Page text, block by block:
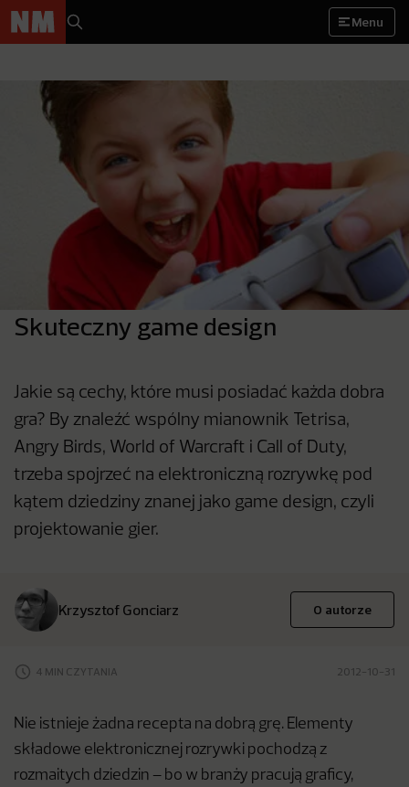
Menu
Skuteczny game design
Jakie są cechy, które musi posiadać każda dobra
gra? By znaleźć wspólny mianownik Tetrisa,
Angry Birds, World of Warcraft i Call of Duty,
trzeba spojrzeć na elektroniczną rozrywkę pod
kątem dziedziny znanej jako game design, czyli
projektowanie gier.
Krzysztof Gonciarz O autorze
4 MIN CZYTANIA 2012-10-31
Nie istnieje żadna recepta na dobrą grę. Elementy
składowe elektronicznej rozrywki pochodzą z
rozmaitych dziedzin – bo w branży pracują graficy,